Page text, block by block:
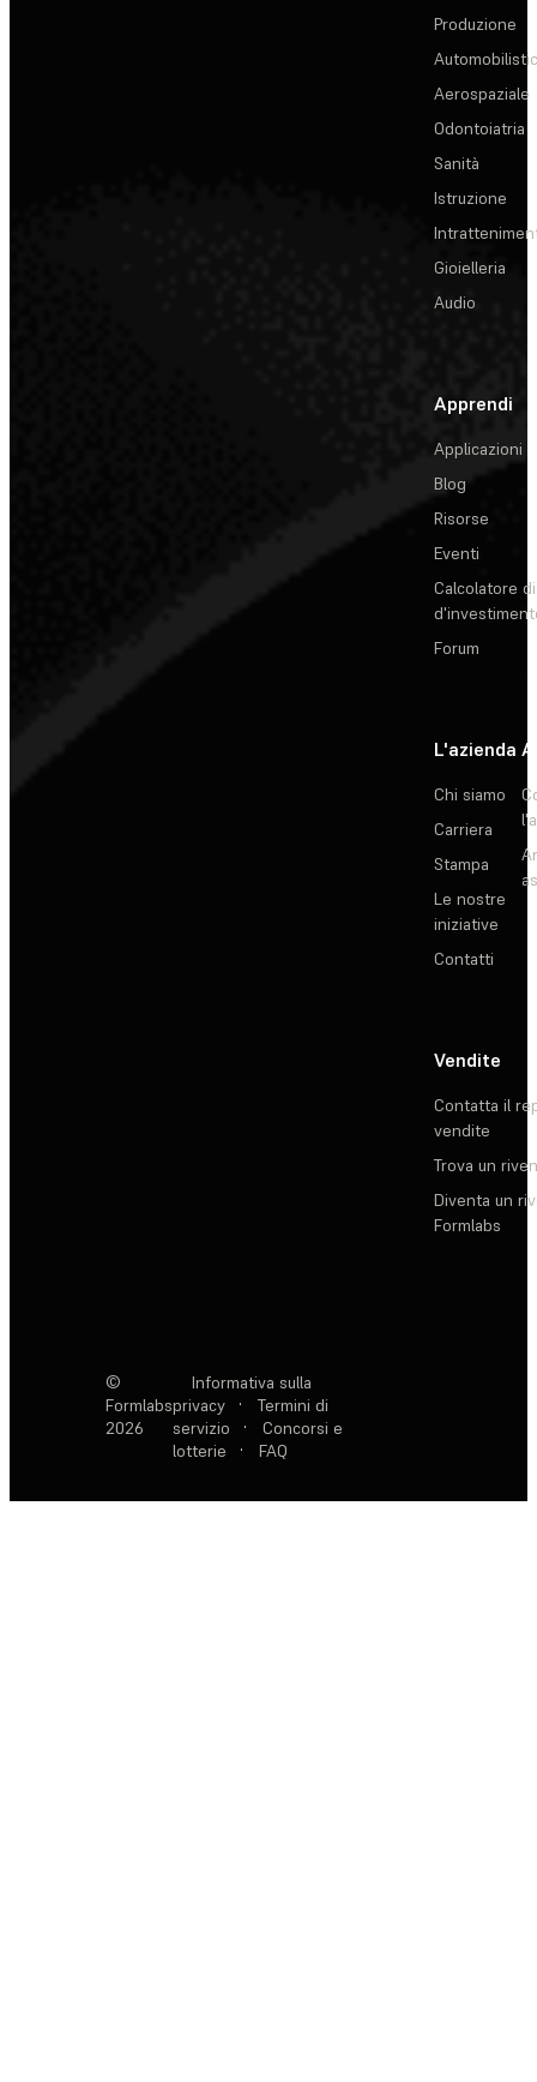
Produzione
Aerospaziale
Odontoiatria
Sanità
Istruzione
Gioielleria
Audio
Apprendi
Applicazioni
Blog
Risorse
Eventi
Calcolatore
Forum
L'azienda
Chi siamo
Carriera
Stampa
Le nostre
iniziative
Contatti
Vendite
Contatta il
vendite
Trova un
Diventa un
Formlabs
©
Formlabs
2026
Informativa sulla
privacy
·
Termini di
servizio
·
Concorsi e
lotterie
· FAQ